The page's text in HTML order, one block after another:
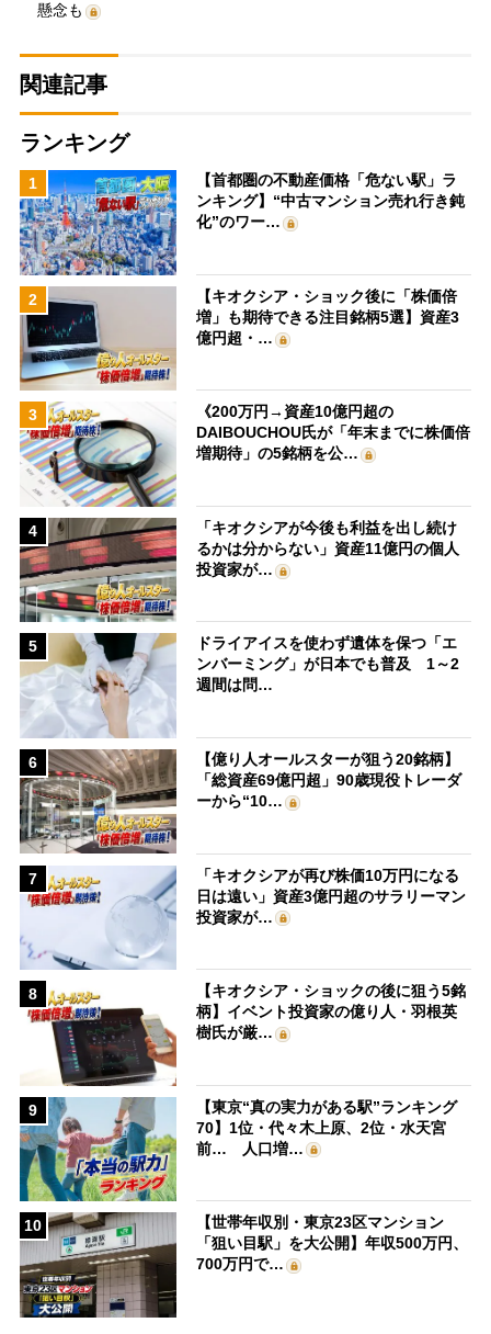
懸念も
関連記事
ランキング
1
【首都圏の不動産価格「危ない駅」ラ
ンキング】“中古マンション売れ行き鈍
化”のワー…
2
【キオクシア・ショック後に「株価倍
増」も期待できる注目銘柄5選】資産3
億円超・…
3
《200万円→資産10億円超の
DAIBOUCHOU氏が「年末までに株価倍
増期待」の5銘柄を公…
4
「キオクシアが今後も利益を出し続け
るかは分からない」資産11億円の個人
投資家が…
5
ドライアイスを使わず遺体を保つ「エ
ンバーミング」が日本でも普及 1～2
週間は問…
6
【億り人オールスターが狙う20銘柄】
「総資産69億円超」90歳現役トレーダ
ーから“10…
7
「キオクシアが再び株価10万円になる
日は遠い」資産3億円超のサラリーマン
投資家が…
8
【キオクシア・ショックの後に狙う5銘
柄】イベント投資家の億り人・羽根英
樹氏が厳…
9
【東京“真の実力がある駅”ランキング
70】1位・代々木上原、2位・水天宮
前… 人口増…
10
【世帯年収別・東京23区マンション
「狙い目駅」を大公開】年収500万円、
700万円で…